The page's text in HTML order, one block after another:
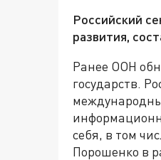
Российский
развития,
Ранее ООН
государств.
себя, в том
Порошенко в